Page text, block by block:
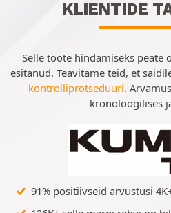
KLIENTIDE
Selle toote hindamiseks peate
esitanud. Teavitame teid, et
kontrolliprotseduuri.
kronoloogilises
91% positiivseid arvustusi